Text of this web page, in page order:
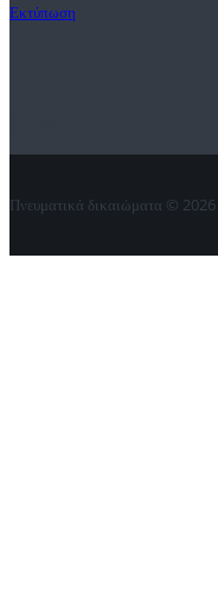
Εκτύπωση
Πνευματικά δικαιώματα ©